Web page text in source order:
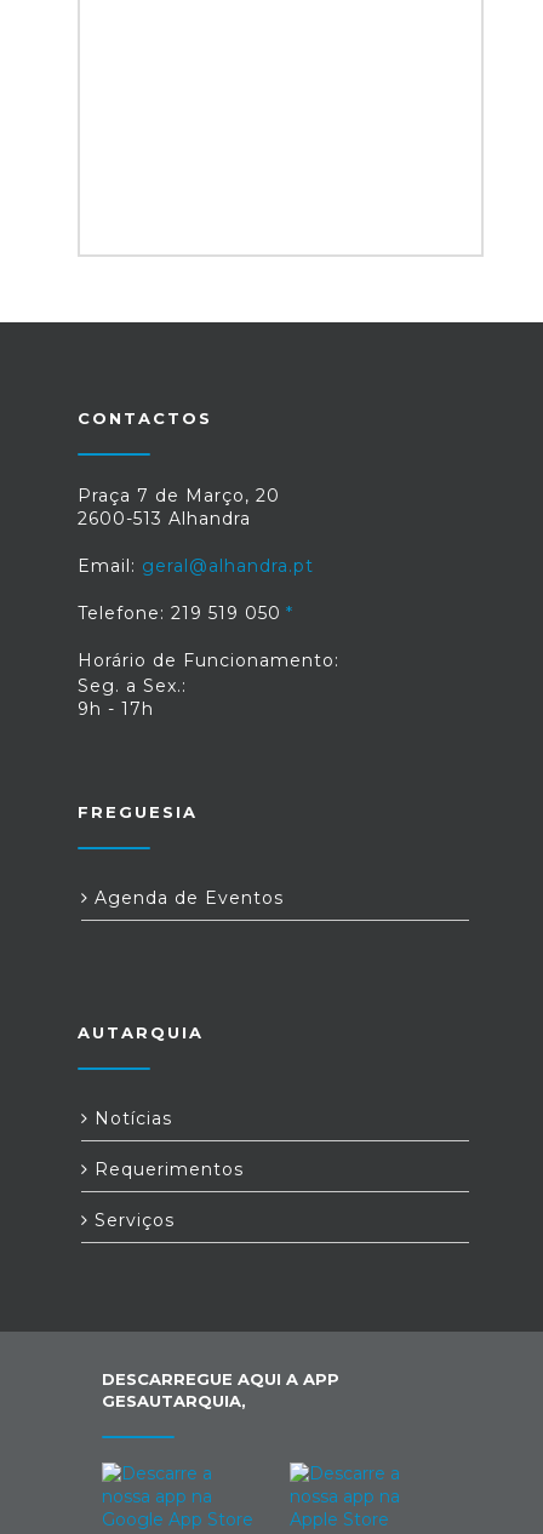
CONTACTOS
Praça 7 de Março, 20
2600-513 Alhandra
Email: geral@alhandra.pt
Telefone: 219 519 050
Horário de Funcionamento:
Seg. a Sex.:
9h - 17h
FREGUESIA
Agenda de Eventos
AUTARQUIA
Notícias
Requerimentos
Serviços
DESCARREGUE AQUI A APP
GESAUTARQUIA,